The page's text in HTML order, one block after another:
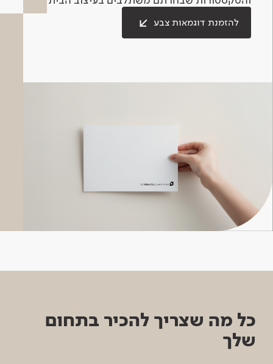
להזמנת דוגמאות צבע
כל מה שצריך להכיר בתחום
שלך